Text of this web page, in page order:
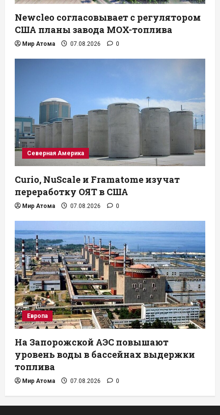
Newcleo согласовывает с регулятором
США планы завода MOX-топлива
Мир Атома 07.08.2026 0
Северная Америка
Curio, NuScale и Framatome изучат
переработку ОЯТ в США
Мир Атома 07.08.2026 0
Европа
На Запорожской АЭС повышают
уровень воды в бассейнах выдержки
топлива
Мир Атома 07.08.2026 0